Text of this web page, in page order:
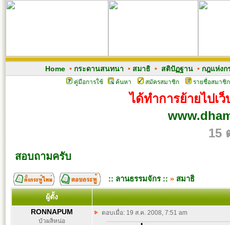
Home• กระดานสนทนา • สมาธิ• สติปัฏฐาน• กฎแห่งก
คู่มือการใช้ ค้นหา สมัครสมาชิก รายชื่อสมาชิก
ได้ทำการย้ายไปเ
15
สอบถามครับ
:: ลานธรรมจักร :: » สมาธิ
ผู้ตั้ง
RONNAPUM
บัวผลิหน่อ
ตอบเมื่อ: 19 ส.ค. 2008, 7:51 am